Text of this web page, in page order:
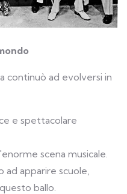
continuò ad evolversi in
e spettacolare
scena musicale.
ad apparire scuole,
ballo.